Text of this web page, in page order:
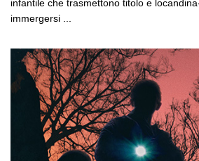
infantile che trasmettono titolo e
immergersi ...